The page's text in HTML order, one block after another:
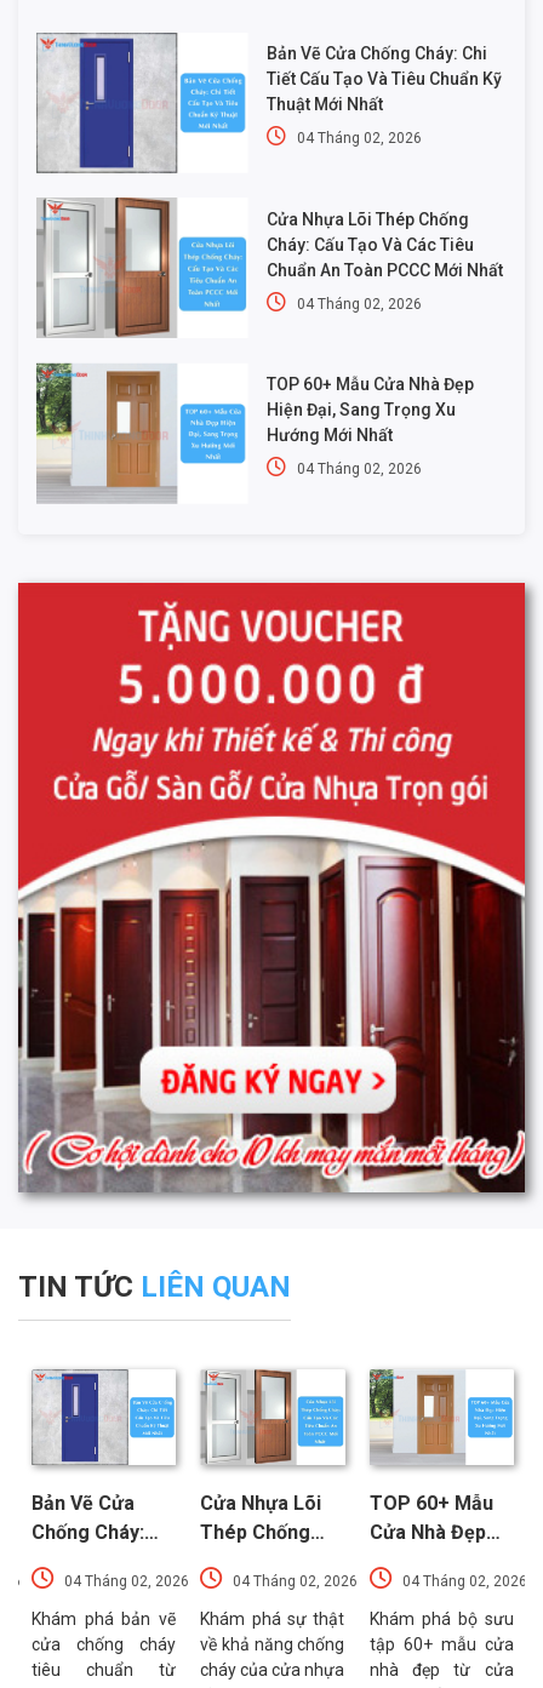
Bản Vẽ Cửa Chống Cháy: Chi
Tiết Cấu Tạo Và Tiêu Chuẩn Kỹ
Thuật Mới Nhất
04 Tháng 02, 2026
Cửa Nhựa Lõi Thép Chống
Cháy: Cấu Tạo Và Các Tiêu
Chuẩn An Toàn PCCC Mới Nhất
04 Tháng 02, 2026
TOP 60+ Mẫu Cửa Nhà Đẹp
Hiện Đại, Sang Trọng Xu
Hướng Mới Nhất
04 Tháng 02, 2026
TIN TỨC LIÊN QUAN
Bản Vẽ Cửa
Chống Cháy:
Chi Tiết Cấu
Tạo Và Tiêu
Chuẩn Kỹ Thuật
Mới Nhất
04 Tháng 02, 2026
Khám phá bản vẽ
cửa chống cháy
tiêu chuẩn từ
Cửa Nhựa Lõi
Thép Chống
Cháy: Cấu Tạo
Và Các Tiêu
Chuẩn An Toàn
PCCC Mới Nhất
04 Tháng 02, 2026
Khám phá sự thật
về khả năng chống
cháy của cửa nhựa
TOP 60+ Mẫu
Cửa Nhà Đẹp
Hiện Đại, Sang
Trọng Xu
Hướng Mới Nhất
04 Tháng 02, 2026
Khám phá bộ sưu
tập 60+ mẫu cửa
nhà đẹp từ cửa